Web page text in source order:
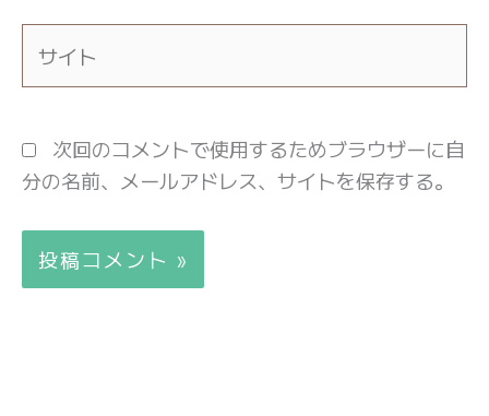
*
次回のコメントで使用するためブラウザーに自
分の名前、メールアドレス、サイトを保存する。